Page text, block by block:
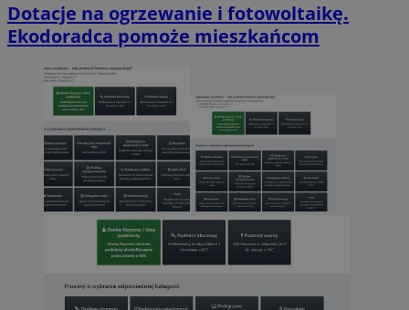
Dotacje na ogrzewanie i fotowoltaikę.
Ekodoradca pomoże mieszkańcom